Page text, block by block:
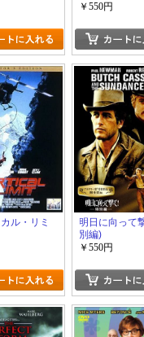
￥550円
ル・リミ
明日に向って
別編)
￥550円